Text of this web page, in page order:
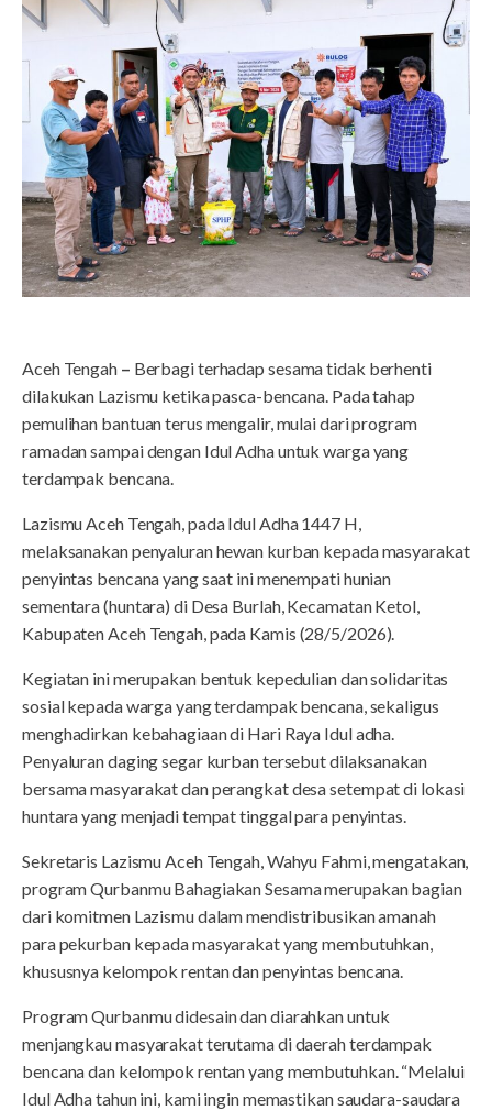
Aceh Tengah– Berbagi terhadap sesama tidak berhenti
dilakukan Lazismu ketika pasca-bencana. Pada tahap
pemulihan bantuan terus mengalir, mulai dari program
ramadan sampai dengan Idul Adha untuk warga yang
terdampak bencana.
Lazismu Aceh Tengah, pada Idul Adha 1447 H,
melaksanakan penyaluran hewan kurban kepada masyarakat
penyintas bencana yang saat ini menempati hunian
sementara (huntara) di Desa Burlah, Kecamatan Ketol,
Kabupaten Aceh Tengah, pada Kamis (28/5/2026).
Kegiatan ini merupakan bentuk kepedulian dan solidaritas
sosial kepada warga yang terdampak bencana, sekaligus
menghadirkan kebahagiaan di Hari Raya Idul adha.
Penyaluran daging segar kurban tersebut dilaksanakan
bersama masyarakat dan perangkat desa setempat di lokasi
huntara yang menjadi tempat tinggal para penyintas.
Sekretaris Lazismu Aceh Tengah, Wahyu Fahmi, mengatakan,
program Qurbanmu Bahagiakan Sesama merupakan bagian
dari komitmen Lazismu dalam mendistribusikan amanah
para pekurban kepada masyarakat yang membutuhkan,
khususnya kelompok rentan dan penyintas bencana.
Program Qurbanmu didesain dan diarahkan untuk
menjangkau masyarakat terutama di daerah terdampak
bencana dan kelompok rentan yang membutuhkan. “Melalui
Idul Adha tahun ini, kami ingin memastikan saudara-saudara